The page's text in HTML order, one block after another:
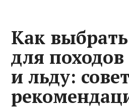
Как
для походов
и льду: